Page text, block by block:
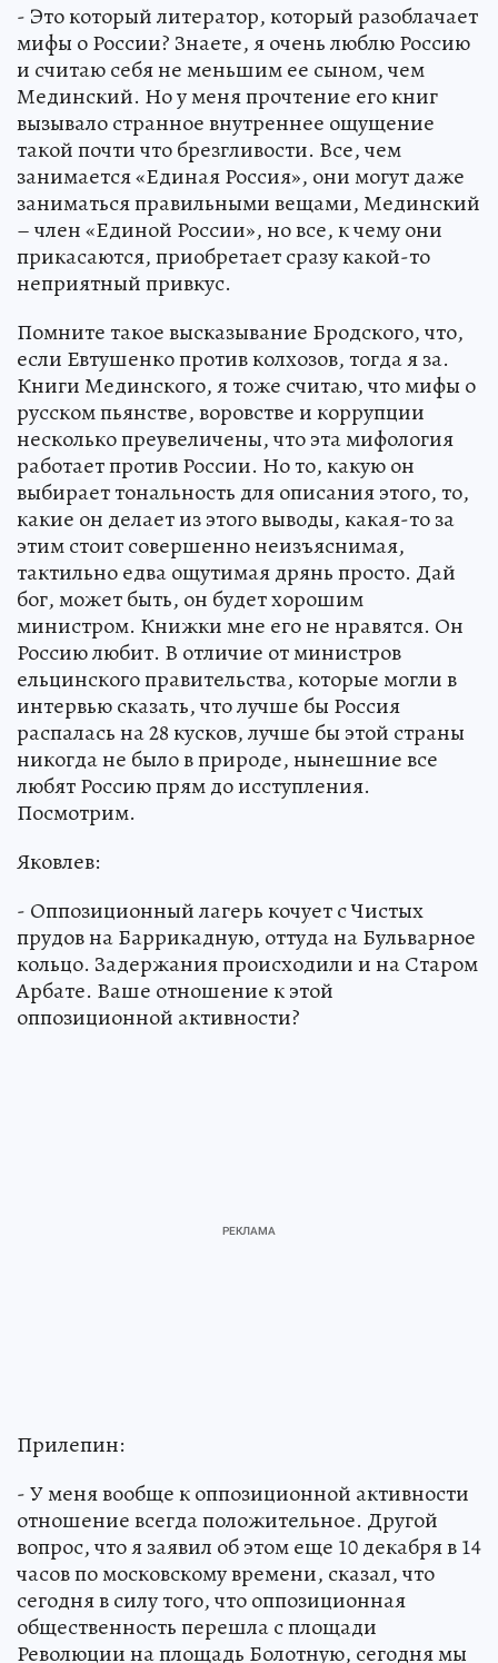
- Это который литератор, который разоблачает
мифы о России? Знаете, я очень люблю Россию
и считаю себя не меньшим ее сыном, чем
Мединский. Но у меня прочтение его книг
вызывало странное внутреннее ощущение
такой почти что брезгливости. Все, чем
занимается «Единая Россия», они могут даже
заниматься правильными вещами, Мединский
– член «Единой России», но все, к чему они
прикасаются, приобретает сразу какой-то
неприятный привкус.
Помните такое высказывание Бродского, что,
если Евтушенко против колхозов, тогда я за.
Книги Мединского, я тоже считаю, что мифы о
русском пьянстве, воровстве и коррупции
несколько преувеличены, что эта мифология
работает против России. Но то, какую он
выбирает тональность для описания этого, то,
какие он делает из этого выводы, какая-то за
этим стоит совершенно неизъяснимая,
тактильно едва ощутимая дрянь просто. Дай
бог, может быть, он будет хорошим
министром. Книжки мне его не нравятся. Он
Россию любит. В отличие от министров
ельцинского правительства, которые могли в
интервью сказать, что лучше бы Россия
распалась на 28 кусков, лучше бы этой страны
никогда не было в природе, нынешние все
любят Россию прям до исступления.
Посмотрим.
Яковлев:
- Оппозиционный лагерь кочует с Чистых
прудов на Баррикадную, оттуда на Бульварное
кольцо. Задержания происходили и на Старом
Арбате. Ваше отношение к этой
оппозиционной активности?
Прилепин:
- У меня вообще к оппозиционной активности
отношение всегда положительное. Другой
вопрос, что я заявил об этом еще 10 декабря в 14
часов по московскому времени, сказал, что
сегодня в силу того, что оппозиционная
общественность перешла с площади
Революции на площадь Болотную, сегодня мы